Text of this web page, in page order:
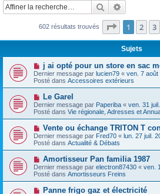
Rechercher
602 résultats trouvés Page 1sur13
1 2 3
Sujets
N
o
u
v
e
a
u
m
e
s
s
a
g
j ai opté pour un store en sac
Dernier message par lucien79 « ven. 7 août
Posté dans Accessoires extérieurs
N
o
u
v
e
u
m
e
s
s
a
g
e
Le Garel
Dernier message par Paperiba « ven. 31
Posté dans Vie régionale, Adresses et
N
o
u
v
a
u
m
e
Vente ou échange TRITON T
Dernier message par Fred70 « lun. 27 juil.
Posté dans Actualité & Débats
N
o
u
v
e
a
Amortisseur Pan familia 1987
Dernier message par electron87430 « ven.
Posté dans Amortisseurs Freins
NPanne frigo gaz et électricité